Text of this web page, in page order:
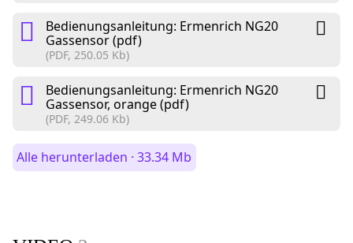
Bedienungsanleitung: Ermenrich NG20
Gassensor (pdf)
(PDF, 250.05 Kb)
Bedienungsanleitung: Ermenrich NG20
Gassensor, orange (pdf)
(PDF, 249.06 Kb)
Alle herunterladen · 33.34 Mb